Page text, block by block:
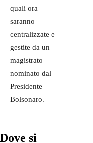
quali ora
saranno
centralizzate e
gestite da un
magistrato
nominato dal
Presidente
Bolsonaro.
Dove si